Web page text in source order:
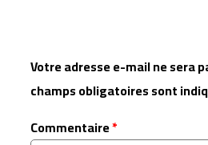
Votre adresse e-mail ne sera
champs obligatoires sont
Commentaire*